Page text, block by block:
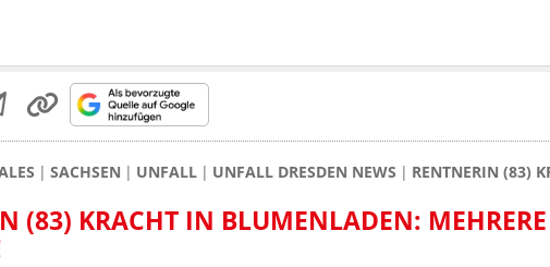
SACHSEN UNFALL UNFALL DRESDEN NEWS RENTNERIN (83)
(83) KRACHT IN BLUMENLADEN: